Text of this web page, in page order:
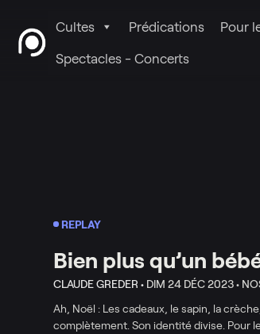
Cultes Prédications Pour
Spectacles - Concerts
REPLAY
Bien plus qu’un
CLAUDE GREDER • DIM 24 DÉC 2023 •
Ah, Noël : Les cadeaux, le sapin, la
complètement. Son identité divise. Pour